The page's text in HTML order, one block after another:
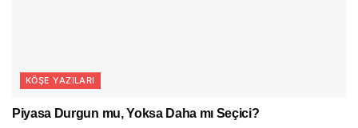
KÖŞE YAZILARI
Piyasa Durgun mu, Yoksa Daha mı Seçici?